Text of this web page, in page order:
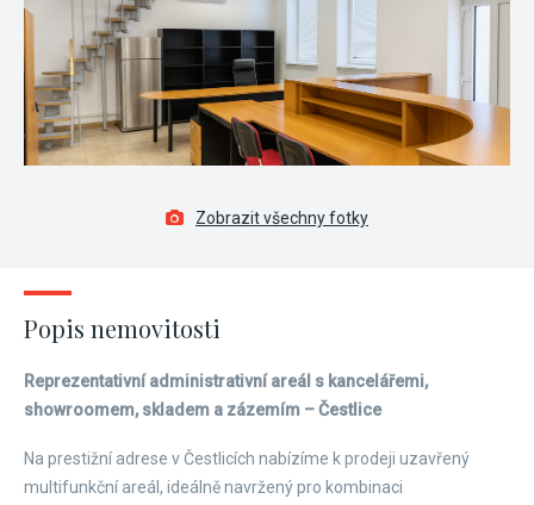
Zobrazit všechny fotky
Popis nemovitosti
Reprezentativní administrativní areál s kancelářemi,
showroomem, skladem a zázemím – Čestlice
Na prestižní adrese v Čestlicích nabízíme k prodeji uzavřený
multifunkční areál, ideálně navržený pro kombinaci